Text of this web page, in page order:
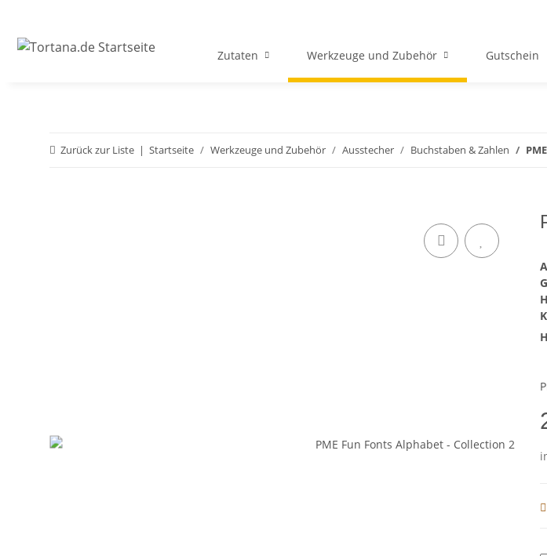
Zutaten Werkzeuge und Zubehör Gutschein
Zurück zur Liste Startseite Werkzeuge und Zubehör Ausstecher Buchstaben & Zahlen